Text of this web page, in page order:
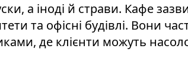
а іноді й страви. Кафе
та офісні будівлі. Вони
де клієнти можуть